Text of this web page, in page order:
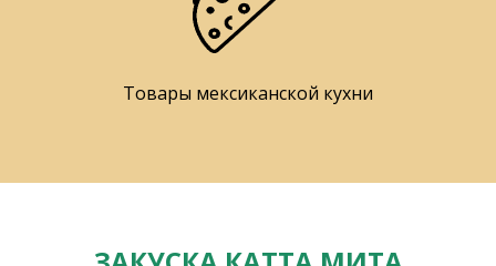
Товары мексиканской кухни